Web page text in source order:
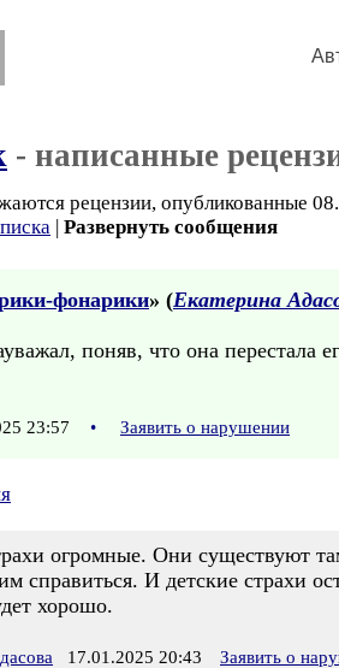
- написанные
рецензии, опубликованные
| Развернуть сообщения
фонарики» (Екатерина
поняв, что она перестала
23:57 • Заявить о нарушении
огромные. Они существуют
справиться. И детские страхи
хорошо.
17.01.2025 20:43 Заявить о